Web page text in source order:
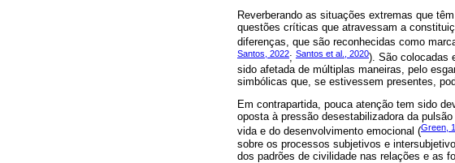
Reverberando as situações extremas que
questões críticas que atravessam a
diferenças, que são reconhecidas como
Santos, 2022; Santos et al., 2020). São colocadas
sido afetada de múltiplas maneiras, pelo
simbólicas que, se estivessem presentes,
Em contrapartida, pouca atenção tem sido
oposta à pressão desestabilizadora da
vida e do desenvolvimento emocional (Green,
sobre os processos subjetivos e
dos padrões de civilidade nas relações e as